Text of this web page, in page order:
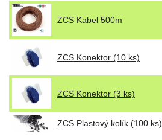
ZCS Kabel 500m
ZCS Konektor (10 ks)
ZCS Konektor (3 ks)
ZCS Plastový kolík (100 ks)